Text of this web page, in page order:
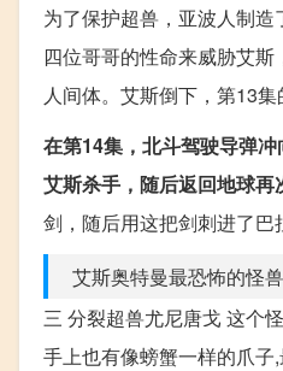
为了保护超兽，亚波人制
四位哥哥的性命来威胁艾
人间体。艾斯倒下，第13
在第14集，北斗驾驶导弹
艾斯杀手，随后返回地球再
剑，随后用这把剑刺进了巴
艾斯奥特曼最恐怖的怪兽
三 分裂超兽尤尼唐戈 这个
手上也有像螃蟹一样的爪子